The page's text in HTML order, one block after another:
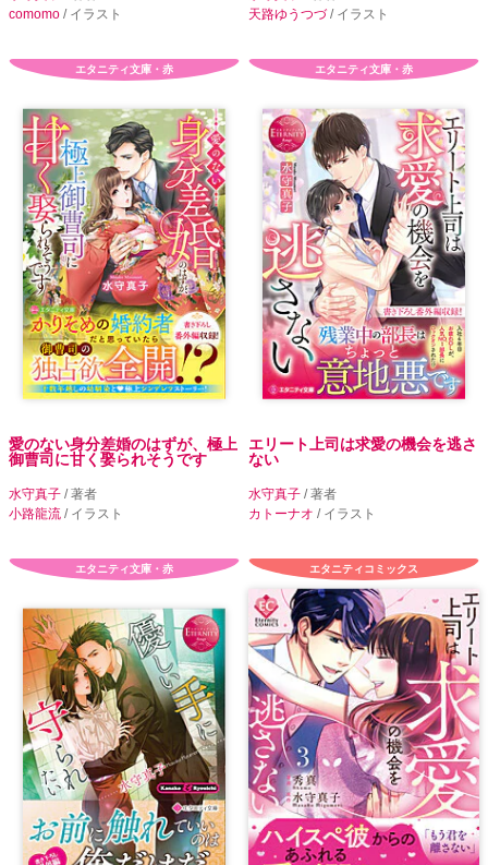
comomo / イラスト
天路ゆうつづ/ イラスト
エタニティ文庫・赤
愛のない身分差婚のはずが、極上
御曹司に甘く娶られそうです
水守真子 / 著者
小路龍流 / イラスト
エタニティ文庫・赤
エリート上司は求愛の機会を逃さ
ない
水守真子 / 著者
カトーナオ / イラスト
エタニティ文庫・赤 エタニティコミックス